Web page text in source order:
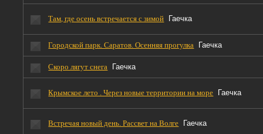
Там, где осень встречается с зимой Гаечка
Городской парк. Саратов. Осенняя прогулка Гаечка
Скоро лягут снега Гаечка
Крымское лето . Через новые территории на море Гаечка
Встречая новый день. Рассвет на Волге Гаечка